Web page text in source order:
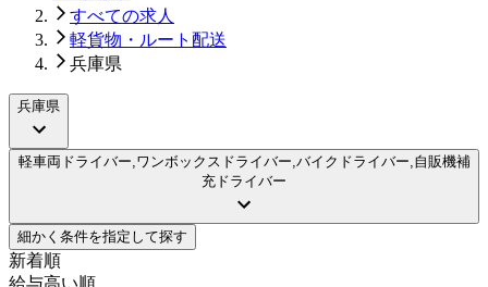
すべての求人
軽貨物・ルート配送
兵庫県
兵庫県
軽車両ドライバー,ワンボックスドライバー,バイクドライバー,自販機補
充ドライバー
細かく条件を指定して探す
新着順